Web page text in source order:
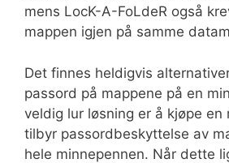
mens LocK-A-FoLdeR også
mappen igjen på samme
Det finnes heldigvis
passord på mappene på en
veldig lur løsning er å kjøpe en
tilbyr passordbeskyttelse av
hele minnepennen. Når dette